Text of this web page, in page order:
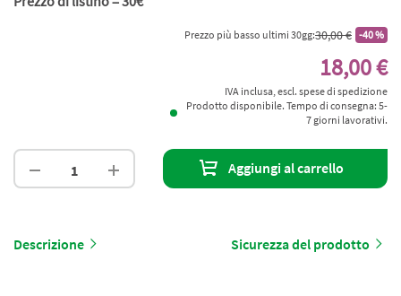
Prezzo più basso ultimi 30gg:30,00 € -40 %
18,00 €
IVA inclusa, escl. spese di spedizione
Prodotto disponibile. Tempo di consegna: 5-
7 giorni lavorativi.
Aggiungi al carrello
Descrizione Sicurezza del prodotto